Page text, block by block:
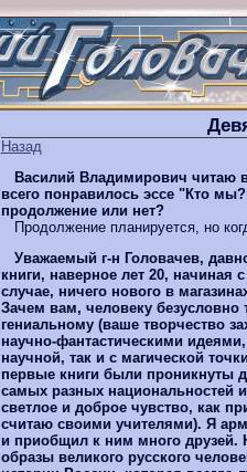
Назад
Василий Владимирович читаю
всего понравилось эссе "Кто
продолжение или нет?
Продолжение планируется, но
Уважаемый г-н Головачев,
книги, наверное лет 20, начиная
случае, ничего нового в
Зачем вам, человеку безусловно
гениальному (ваше творчество
научно-фантастическими
научной, так и с магической
первые книги были проникнуты
самых разных национальностей
светлое и доброе чувство, как
считаю своими учителями). Я
и приобщил к ним много друзей.
образы великого русского